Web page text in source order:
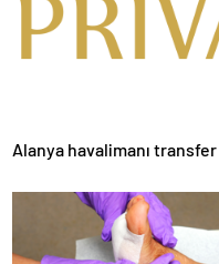
Alanya havalimanı transfer